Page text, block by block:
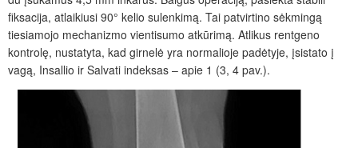
fiksacija, atlaikiusi 90° kelio sulenkimą. Tai patvirtino sėkmingą
tiesiamojo mechanizmo vientisumo atkūrimą. Atlikus rentgeno
kontrolę, nustatyta, kad girnelė yra normalioje padėtyje, įsistato į
vagą, Insallio ir Salvati indeksas ‒ apie 1 (3, 4 pav.).